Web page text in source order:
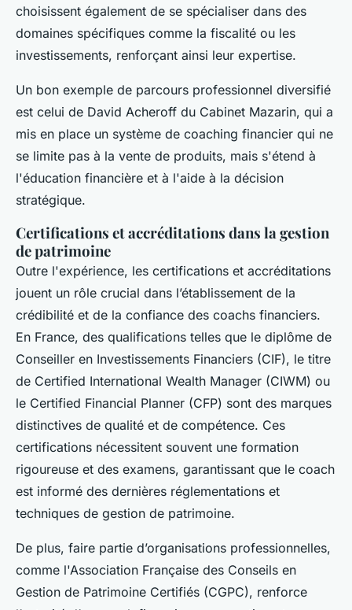
choisissent également de se spécialiser dans des
domaines spécifiques comme la fiscalité ou les
investissements, renforçant ainsi leur expertise.
Un bon exemple de parcours professionnel diversifié
est celui de David Acheroff du Cabinet Mazarin, qui a
mis en place un système de coaching financier qui ne
se limite pas à la vente de produits, mais s'étend à
l'éducation financière et à l'aide à la décision
stratégique.
Certifications et accréditations dans la gestion
de patrimoine
Outre l'expérience, les certifications et accréditations
jouent un rôle crucial dans l’établissement de la
crédibilité et de la confiance des coachs financiers.
En France, des qualifications telles que le diplôme de
Conseiller en Investissements Financiers (CIF), le titre
de Certified International Wealth Manager (CIWM) ou
le Certified Financial Planner (CFP) sont des marques
distinctives de qualité et de compétence. Ces
certifications nécessitent souvent une formation
rigoureuse et des examens, garantissant que le coach
est informé des dernières réglementations et
techniques de gestion de patrimoine.
De plus, faire partie d’organisations professionnelles,
comme l'Association Française des Conseils en
Gestion de Patrimoine Certifiés (CGPC), renforce